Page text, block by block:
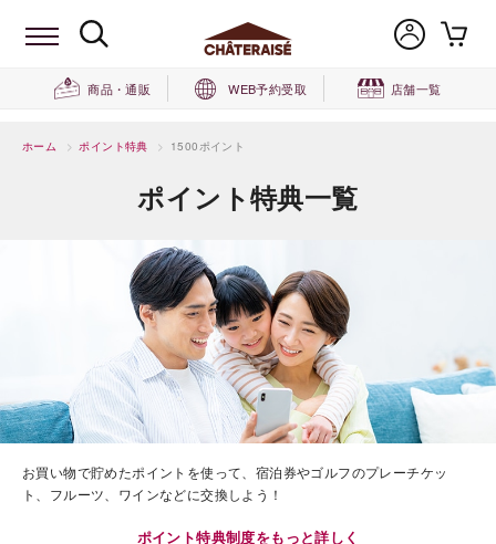
商品・通販 WEB予約受取 店舗一覧
ホーム > ポイント特典 > 1500ポイント
ポイント特典一覧
お買い物で貯めたポイントを使って、宿泊券やゴルフのプレーチケッ
ト、フルーツ、ワインなどに交換しよう！
ポイント特典制度をもっと詳しく